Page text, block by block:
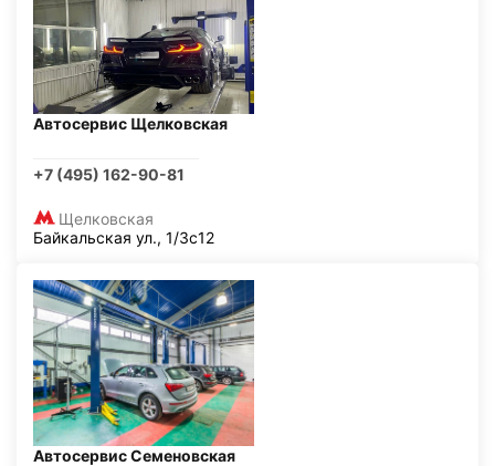
Автосервис Щелковская
+7 (495) 162-90-81
Щелковская
Байкальская ул., 1/3с12
Автосервис Семеновская